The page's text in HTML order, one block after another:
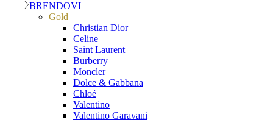
BRENDOVI
Gold
Christian Dior
Celine
Saint Laurent
Burberry
Moncler
Dolce & Gabbana
Chloé
Valentino
Valentino Garavani